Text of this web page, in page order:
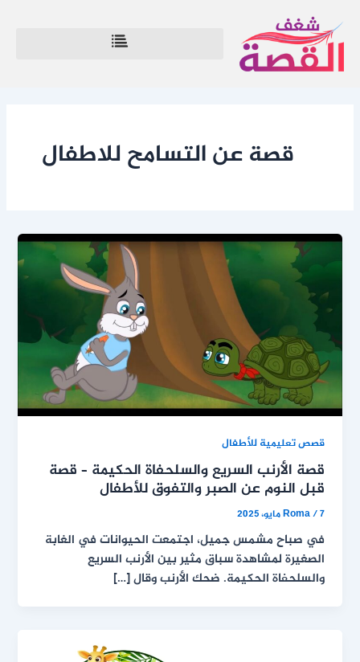
إلى
المحتوى
قصة عن التسامح للاطفال
قصص تعليمية للأطفال
قصة الأرنب السريع والسلحفاة الحكيمة – قصة
قبل النوم عن الصبر والتفوق للأطفال
Roma/7 مايو، 2025
في صباح مشمس جميل، اجتمعت الحيوانات في الغابة
الصغيرة لمشاهدة سباق مثير بين الأرنب السريع
والسلحفاة الحكيمة. ضحك الأرنب وقال […]